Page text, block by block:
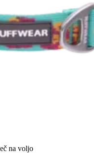
na voljo